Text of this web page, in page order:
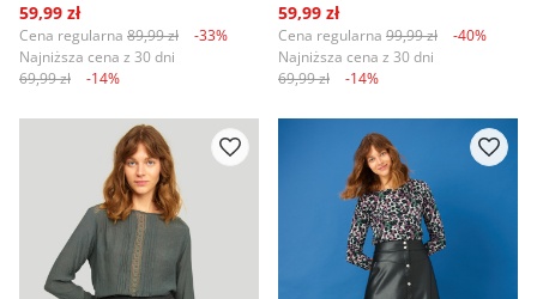
59,99 zł
Cena regularna 89,99 zł
-33%
Najniższa cena z 30 dni
69,99 zł
-14%
59,99 zł
Cena regularna 99,99 zł
-40%
Najniższa cena z 30 dni
69,99 zł
-14%